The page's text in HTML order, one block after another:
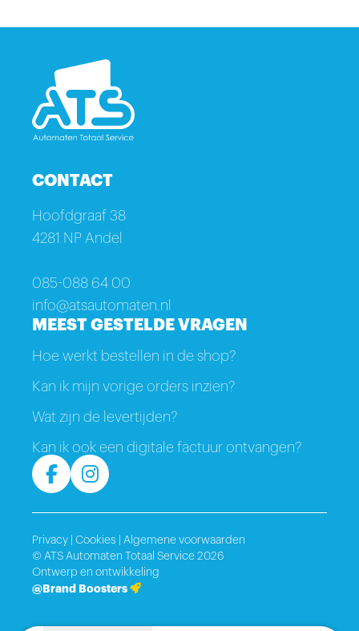
CONTACT
Hoofdgraaf 38
4281 NP Andel
085-088 64 00
info@atsautomaten.nl
MEEST GESTELDE VRAGEN
Hoe werkt bestellen in de shop?
Kan ik mijn vorige orders inzien?
Wat zijn de levertijden?
Kan ik ook een digitale factuur ontvangen?
Ontwerp en ontwikkeling
@Brand Boosters
© ATS Automaten Totaal Service 2026
Privacy Cookies Algemene voorwaarden